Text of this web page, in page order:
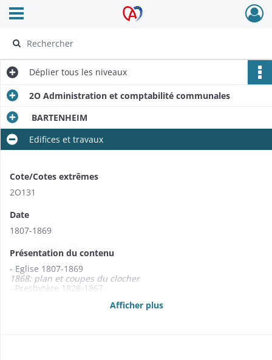
Archives Alsace - Colmar
Ouvrir le menu déroulant
Déplier tous les niveaux
2O Administration et comptabilité communales
BARTENHEIM
Edifices et travaux
Cote/Cotes extrêmes
2O131
Date
1807-1869
Présentation du contenu
- Eglise 1807-1869
1868: plan et coupes du clocher
- Presbytère 1828-1867
- Maison commune et d'école 1822-1869
Afficher plus